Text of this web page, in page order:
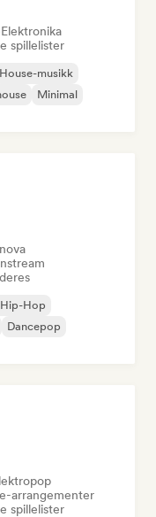
Elektronika
spillelister
House-musikk
Minimal
Hop
Dancepop
arrangementer
spillelister